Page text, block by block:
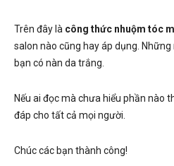
Trên đây là công thức nhuộm tóc
salon nào cũng hay áp dụng.
bạn có nàn da trắng.
Nếu ai đọc mà chưa hiểu phần nào
đáp cho tất cả mọi người.
Chúc các bạn thành công!